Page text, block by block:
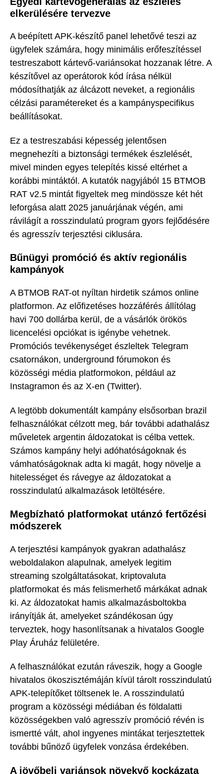
elkerülésére tervezve
A beépített APK-készítő panel lehetővé teszi az
ügyfelek számára, hogy minimális erőfeszítéssel
testreszabott kártevő-variánsokat hozzanak létre. A
készítővel az operátorok kód írása nélkül
módosíthatják az álcázott neveket, a regionális
célzási paramétereket és a kampányspecifikus
beállításokat.
Ez a testreszabási képesség jelentősen
megnehezíti a biztonsági termékek észlelését,
mivel minden egyes telepítés kissé eltérhet a
korábbi mintáktól. A kutatók nagyjából 15 BTMOB
RAT v2.5 mintát figyeltek meg mindössze két hét
leforgása alatt 2025 januárjának végén, ami
rávilágít a rosszindulatú program gyors fejlődésére
és agresszív terjesztési ciklusára.
Bűnügyi promóció és aktív regionális
kampányok
A BTMOB RAT-ot nyíltan hirdetik számos online
platformon. Az előfizetéses hozzáférés állítólag
havi 700 dollárba kerül, de a vásárlók örökös
licencelési opciókat is igénybe vehetnek.
Promóciós tevékenységet észleltek Telegram
csatornákon, underground fórumokon és
közösségi média platformokon, például az
Instagramon és az X-en (Twitter).
A legtöbb dokumentált kampány elsősorban brazil
felhasználókat célzott meg, bár további adathalász
műveletek argentin áldozatokat is célba vettek.
Számos kampány helyi adóhatóságoknak és
vámhatóságoknak adta ki magát, hogy növelje a
hitelességet és rávegye az áldozatokat a
rosszindulatú alkalmazások letöltésére.
Megbízható platformokat utánzó fertőzési
módszerek
A terjesztési kampányok gyakran adathalász
weboldalakon alapulnak, amelyek legitim
streaming szolgáltatásokat, kriptovaluta
platformokat és más felismerhető márkákat adnak
ki. Az áldozatokat hamis alkalmazásboltokba
irányítják át, amelyeket szándékosan úgy
terveztek, hogy hasonlítsanak a hivatalos Google
Play Áruház felületére.
A felhasználókat ezután ráveszik, hogy a Google
hivatalos ökoszisztémáján kívül tárolt rosszindulatú
APK-telepítőket töltsenek le. A rosszindulatú
program a közösségi médiában és földalatti
közösségekben való agresszív promóció révén is
ismertté vált, ahol ingyenes mintákat terjesztettek
további bűnöző ügyfelek vonzása érdekében.
A jövőbeli variánsok növekvő kockázata